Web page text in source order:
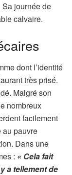
Sa journée de
calvaire.
dont l’identité
très prisé.
Malgré son
nombreux
facilement
au pauvre
Dans une
: « Cela fait
a tellement de